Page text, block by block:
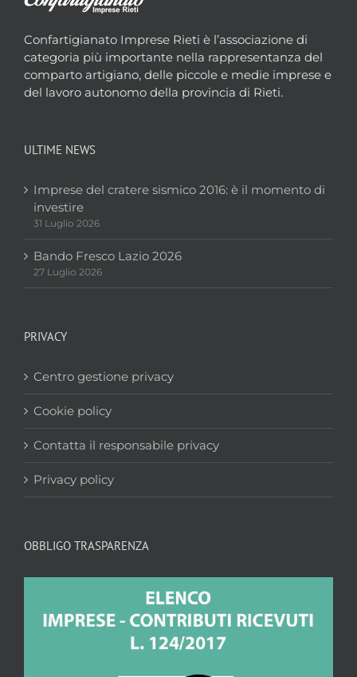
Confartigianato Imprese Rieti è l’associazione di
categoria più importante nella rappresentanza del
comparto artigiano, delle piccole e medie imprese e
del lavoro autonomo della provincia di Rieti.
ULTIME NEWS
Imprese del cratere sismico 2016: è il momento di
investire
31 Luglio 2026
Bando Fresco Lazio 2026
27 Luglio 2026
PRIVACY
Centro gestione privacy
Cookie policy
Contatta il responsabile privacy
Privacy policy
OBBLIGO TRASPARENZA